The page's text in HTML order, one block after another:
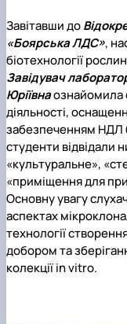
Завітавши до
«Боярська ЛДС»,
біотехнології
Завідувач
Юріївнаознайомила
діяльності,
забезпеченням НДЛ
студенти відвідали
«культуральне»,
«приміщення для
Основну увагу
аспектах
технології
добором та
колекції in vitro.